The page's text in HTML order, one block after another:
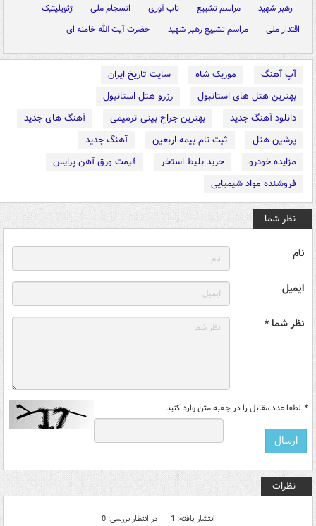
رهبر شهید مراسم تشییع تاب آوری انسجام ملی
ژئوپلیتیک
اقتدار ملی
مراسم تشییع رهبر شهید حضرت آیت الله خامنه ای
آپ آهنگ موزیک شاه
سایت تاریخ ایران
بهترین هتل های استانبول
رزرو هتل استانبول
دانلود آهنگ جدید
بهترین جراح بینی ترمیمی
آهنگ های جدید
پرشین هتل
ثبت نام بیمه اربعین
آهنگ جدید
مزایده خودرو
خرید بلیط استخر
قیمت ورق آهن پرایس
فروشنده مواد شیمیایی
نظر شما
نام
ایمیل
نظر شما *
* لطفا عدد مقابل را در جعبه متن وارد کنید
نظرات
انتشار یافته: 1 در انتظار بررسی: 0